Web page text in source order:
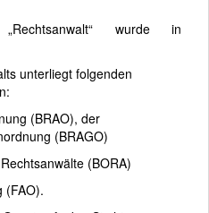
wurde in
unterliegt folgenden
(BRAO), der
(BRAGO)
(BORA)
(FAO).